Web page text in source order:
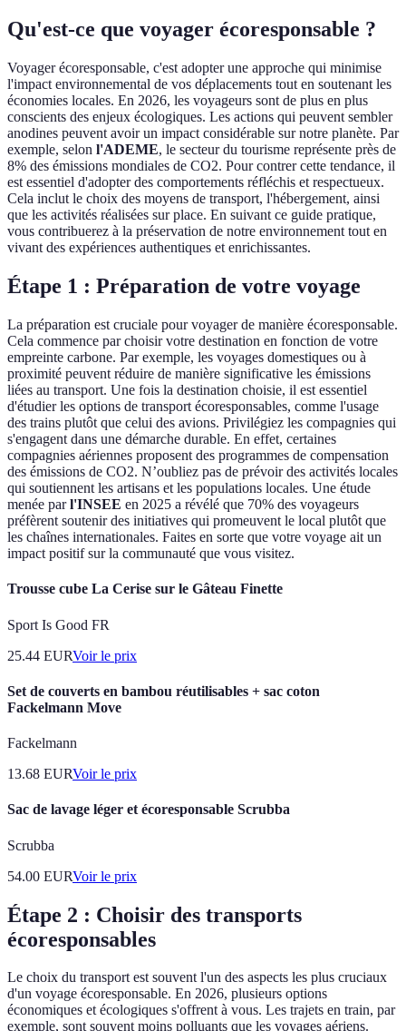
Qu'est-ce que voyager écoresponsable ?
Voyager écoresponsable, c'est adopter une approche qui minimise
l'impact environnemental de vos déplacements tout en soutenant les
économies locales. En 2026, les voyageurs sont de plus en plus
conscients des enjeux écologiques. Les actions qui peuvent sembler
anodines peuvent avoir un impact considérable sur notre planète. Par
exemple, selon l'ADEME, le secteur du tourisme représente près de
8% des émissions mondiales de CO2. Pour contrer cette tendance, il
est essentiel d'adopter des comportements réfléchis et respectueux.
Cela inclut le choix des moyens de transport, l'hébergement, ainsi
que les activités réalisées sur place. En suivant ce guide pratique,
vous contribuerez à la préservation de notre environnement tout en
vivant des expériences authentiques et enrichissantes.
Étape 1 : Préparation de votre voyage
La préparation est cruciale pour voyager de manière écoresponsable.
Cela commence par choisir votre destination en fonction de votre
empreinte carbone. Par exemple, les voyages domestiques ou à
proximité peuvent réduire de manière significative les émissions
liées au transport. Une fois la destination choisie, il est essentiel
d'étudier les options de transport écoresponsables, comme l'usage
des trains plutôt que celui des avions. Privilégiez les compagnies qui
s'engagent dans une démarche durable. En effet, certaines
compagnies aériennes proposent des programmes de compensation
des émissions de CO2. N’oubliez pas de prévoir des activités locales
qui soutiennent les artisans et les populations locales. Une étude
menée parl'INSEE en 2025 a révélé que 70% des voyageurs
préfèrent soutenir des initiatives qui promeuvent le local plutôt que
les chaînes internationales. Faites en sorte que votre voyage ait un
impact positif sur la communauté que vous visitez.
Trousse cube La Cerise sur le Gâteau Finette
Sport Is Good FR
25.44 EURVoir le prix
Set de couverts en bambou réutilisables + sac coton
Fackelmann Move
Fackelmann
13.68 EURVoir le prix
Sac de lavage léger et écoresponsable Scrubba
Scrubba
54.00 EURVoir le prix
Étape 2 : Choisir des transports
écoresponsables
Le choix du transport est souvent l'un des aspects les plus cruciaux
d'un voyage écoresponsable. En 2026, plusieurs options
économiques et écologiques s'offrent à vous. Les trajets en train, par
exemple, sont souvent moins polluants que les voyages aériens.